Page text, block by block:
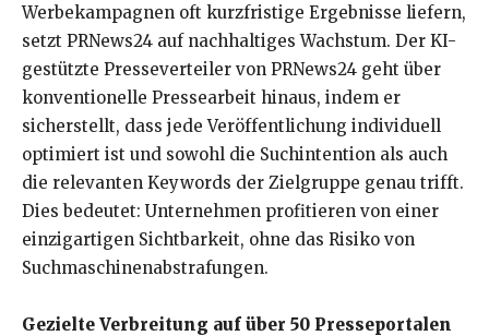
Werbekampagnen oft kurzfristige Ergebnisse liefern,
setzt PRNews24 auf nachhaltiges Wachstum. Der KI-
gestützte Presseverteiler von PRNews24 geht über
konventionelle Pressearbeit hinaus, indem er
sicherstellt, dass jede Veröffentlichung individuell
optimiert ist und sowohl die Suchintention als auch
die relevanten Keywords der Zielgruppe genau trifft.
Dies bedeutet: Unternehmen profitieren von einer
einzigartigen Sichtbarkeit, ohne das Risiko von
Suchmaschinenabstrafungen.
Gezielte Verbreitung auf über 50 Presseportalen